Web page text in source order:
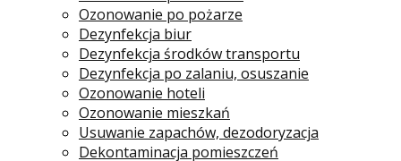
Ozonowanie po pożarze
Dezynfekcja biur
Dezynfekcja środków transportu
Dezynfekcja po zalaniu, osuszanie
Ozonowanie hoteli
Ozonowanie mieszkań
Usuwanie zapachów, dezodoryzacja
Dekontaminacja pomieszczeń